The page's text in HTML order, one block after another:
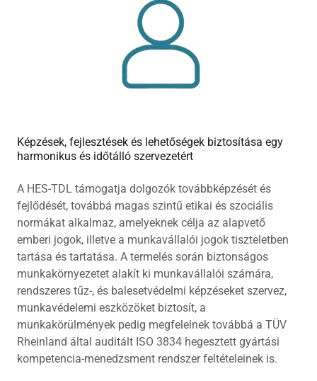
Képzések, fejlesztések és lehetőségek biztosítása egy
harmonikus és időtálló szervezetért
A HES-TDL támogatja dolgozók továbbképzését és
fejlődését, továbbá magas szintű etikai és szociális
normákat alkalmaz, amelyeknek célja az alapvető
emberi jogok, illetve a munkavállalói jogok tiszteletben
tartása és tartatása. A termelés során biztonságos
munkakörnyezetet alakít ki munkavállalói számára,
rendszeres tűz-, és balesetvédelmi képzéseket szervez,
munkavédelemi eszközöket biztosít, a
munkakörülmények pedig megfelelnek továbbá a TÜV
Rheinland által auditált ISO 3834 hegesztett gyártási
kompetencia-menedzsment rendszer feltételeinek is.